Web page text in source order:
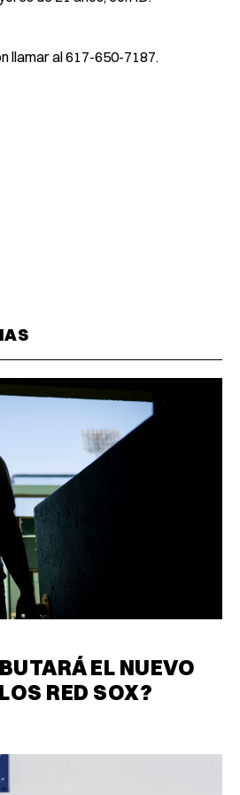
llamar al 617-650-7187.
EL NUEVO
RED SOX?